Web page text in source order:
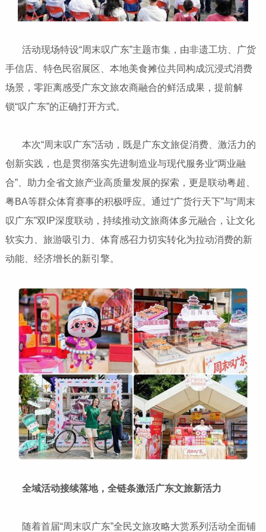
活动现场特设“周末叹广东”主题市集，由非遗工坊、广货
手信店、特色民宿展区、本地美食摊位共同构成沉浸式消费
场景，零距离感受广东文旅农商融合的鲜活成果，提前解
锁“叹广东”的正确打开方式。
本次“周末叹广东”活动，既是广东文旅促消费、激活力的
创新实践，也是贯彻落实先进制造业与现代服务业“两业融
合”、助力全省文旅产业高质量发展的探索，更是联动粤超、
粤BA等群众体育赛事的积极呼应。通过“广货行天下”与“周末
叹广东”双IP深度联动，持续推动文旅商体多元融合，让文化
软实力、旅游吸引力、体育感召力切实转化为拉动消费的新
动能、经济增长的新引擎。
全域活动接续落地，全链条激活广东文旅新活力
随着首届“周末叹广东”全民文旅攻略大赏系列活动全面铺